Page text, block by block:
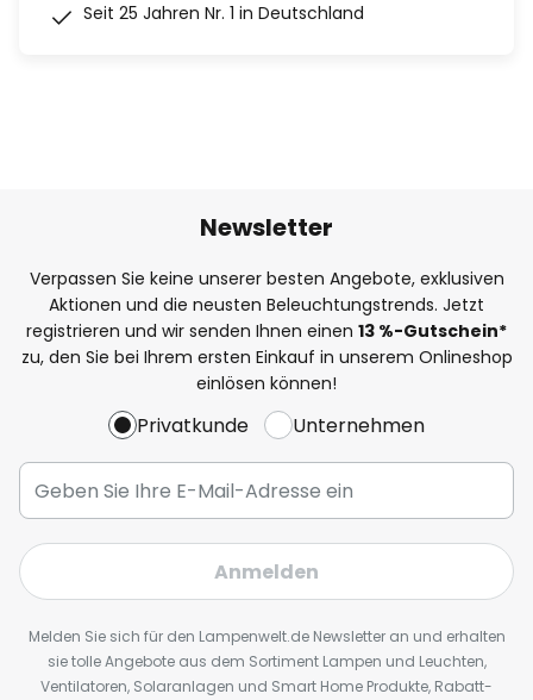
Seit 25 Jahren Nr. 1 in Deutschland
Newsletter
Verpassen Sie keine unserer besten Angebote, exklusiven
Aktionen und die neusten Beleuchtungstrends. Jetzt
registrieren und wir senden Ihnen einen 13 %-Gutschein*
zu, den Sie bei Ihrem ersten Einkauf in unserem Onlineshop
einlösen können!
Privatkunde Unternehmen
Anmelden
Melden Sie sich für den Lampenwelt.de Newsletter an und erhalten
sie tolle Angebote aus dem Sortiment Lampen und Leuchten,
Ventilatoren, Solaranlagen und Smart Home Produkte, Rabatt-